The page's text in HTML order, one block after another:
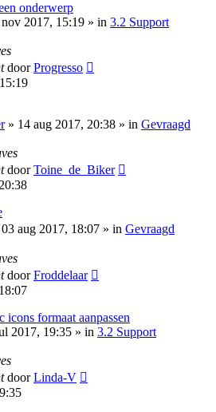
onderwerp
2017, 15:19 » in 3.2 Support
doorProgresso
» 14 aug 2017, 20:38 » in Gevraagd
doorToine_de_Biker
aug 2017, 18:07 » in Gevraagd
doorFroddelaar
formaat aanpassen
2017, 19:35 » in 3.2 Support
doorLinda-V